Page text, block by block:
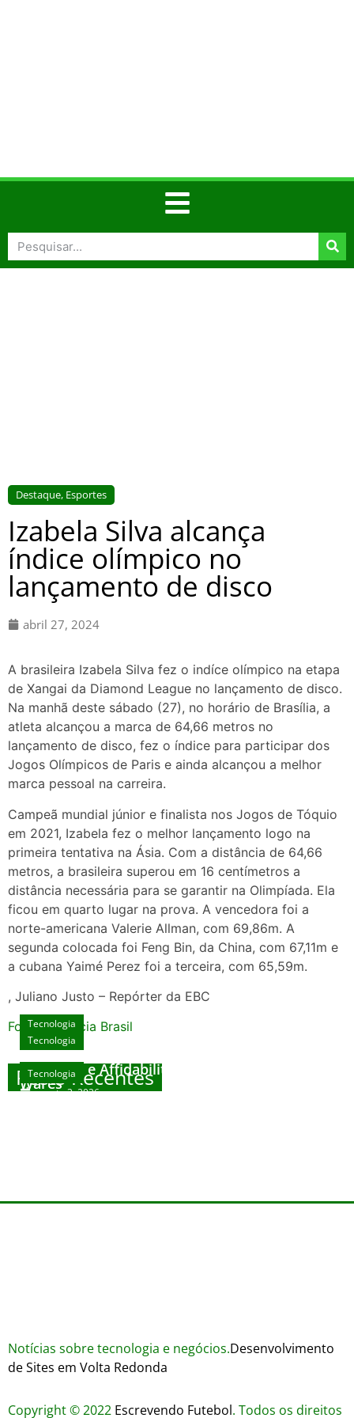
Destaque, Esportes
Izabela Silva alcança
índice olímpico no
lançamento de disco
abril 27, 2024
A brasileira Izabela Silva fez o indíce olímpico na etapa
de Xangai da Diamond League no lançamento de disco.
Na manhã deste sábado (27), no horário de Brasília, a
atleta alcançou a marca de 64,66 metros no
lançamento de disco, fez o índice para participar dos
Jogos Olímpicos de Paris e ainda alcançou a melhor
marca pessoal na carreira.
Campeã mundial júnior e finalista nos Jogos de Tóquio
em 2021, Izabela fez o melhor lançamento logo na
primeira tentativa na Ásia. Com a distância de 64,66
metros, a brasileira superou em 16 centímetros a
distância necessária para se garantir na Olimpíada. Ela
ficou em quarto lugar na prova. A vencedora foi a
norte-americana Valerie Allman, com 69,86m. A
segunda colocada foi Feng Bin, da China, com 67,11m e
a cubana Yaimé Perez foi a terceira, com 65,59m.
, Juliano Justo – Repórter da EBC
Fonte: Agencia Brasil
Posts Recentes
Tecnologia
Unlock Exclusive Rewards at The Big Dog
House
agosto 3, 2026
Tecnologia
Sicurezza e Affidabilità di Mr Nulls Wicked
Wares
Tecnologia
Tecnologia
Notícias sobre tecnologia e negócios.Desenvolvimento
de Sites em Volta Redonda
Copyright © 2022 Escrevendo Futebol. Todos os direitos